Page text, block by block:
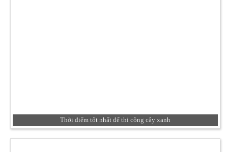
Thời điểm tốt nhất để thi công cây xanh